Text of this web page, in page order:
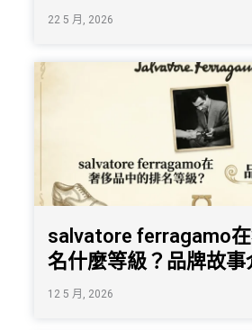
22 5 月, 2026
salvatore ferragamo
名什麼等級？品牌故事
12 5 月, 2026